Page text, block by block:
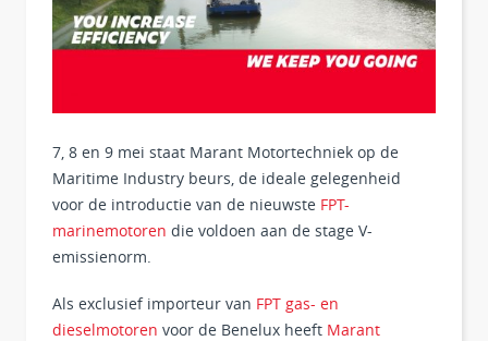
7, 8 en 9 mei staat Marant Motortechniek op de
Maritime Industry beurs, de ideale gelegenheid
voor de introductie van de nieuwste FPT-
marinemotoren die voldoen aan de stage V-
emissienorm.
Als exclusief importeur van FPT gas- en
dieselmotoren voor de Benelux heeft Marant